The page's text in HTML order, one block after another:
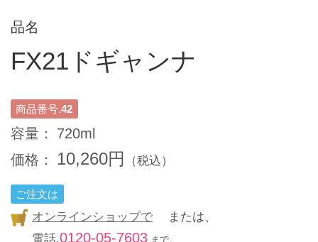
品名
FX21ドギャンナ
商品番号.42
容量：
720ml
価格：
10,260円 （税込）
ご注文は
オンラインショップで または、
電話.0120-05-7603 まで。